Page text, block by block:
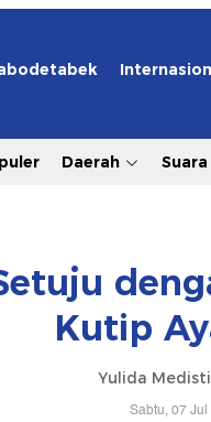
Daerah
Kutip
Yulida
Sabtu, 07